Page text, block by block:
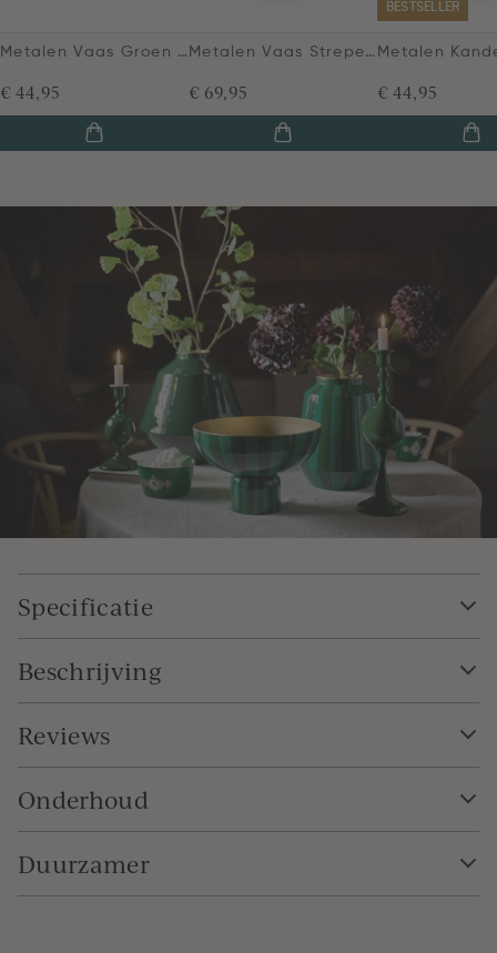
Metalen Vaas Groen 23cm
€ 44,95
Metalen Vaas Strepen Groen 29cm
€ 69,95
BESTSELLER
€ 44,95
Specificatie
Beschrijving
Reviews
Onderhoud
Duurzamer